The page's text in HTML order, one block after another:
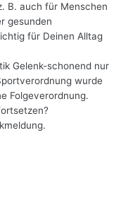
B. auch für Menschen
gesunden
für Deinen Alltag
Gelenk-schonend nur
wurde
Folgeverordnung.